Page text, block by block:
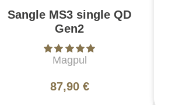
Sangle MS3 single QD
Gen2
Magpul
87,90 €